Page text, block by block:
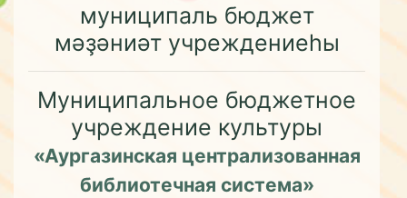
муниципаль бюджет
мәҙәниәт учреждениеһы
Муниципальное бюджетное
учреждение культуры
«Аургазинская централизованная
библиотечная система»